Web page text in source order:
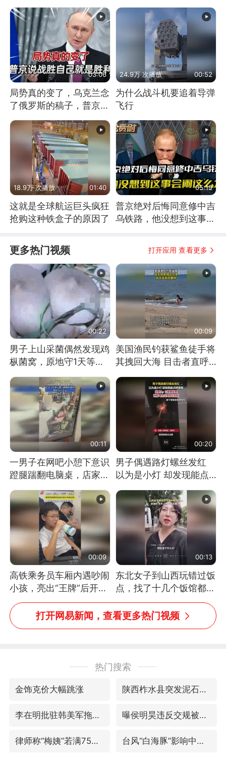
03:06
局势真的变了，乌克兰念
了俄罗斯的稿子，普京说
战胜自己就是胜利
24.9万 次播放 00:52
为什么战斗机要追着导弹
飞行
18.9万 次播放 01:40
这就是全球航运巨头疯狂
抢购这种铁盒子的原因了
05:19
普京绝对后悔同意修中吉
乌铁路，他没想到这事会
更多热门视频 打开应用 查看更多
00:22
男子上山采菌偶然发现鸡
枞菌窝，原地守1天等它
00:09
美国渔民钓获鲨鱼徒手将
其拽回大海 目击者直呼
消息）
00:11
一男子在网吧小憩下意识
蹬腿踹翻电脑桌，店家3
00:20
男子偶遇路灯螺丝发红
以为是小灯 却发现能点
处理
00:09
高铁乘务员车厢内遇吵闹
小孩，亮出“王牌”后开启
一键静音
00:13
东北女子到山西玩错过饭
点，找了十几个饭馆都没
开门：午休到几点
打开网易新闻，查看更多热门视频
热门搜索
金饰克价大幅跳涨 陕西柞水县突发泥石流致1死2失联
李在明批驻韩美军拖延归还用地说明啥 曝侯明昊违反交规被约谈
律师称“梅姨”若满75岁或不适用死刑 台风“白海豚”影响中国已成定局